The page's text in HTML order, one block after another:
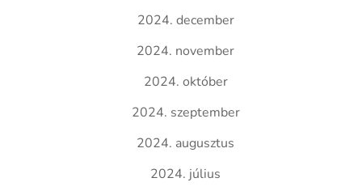
2024. december
2024. november
2024. október
2024. szeptember
2024. augusztus
2024. július